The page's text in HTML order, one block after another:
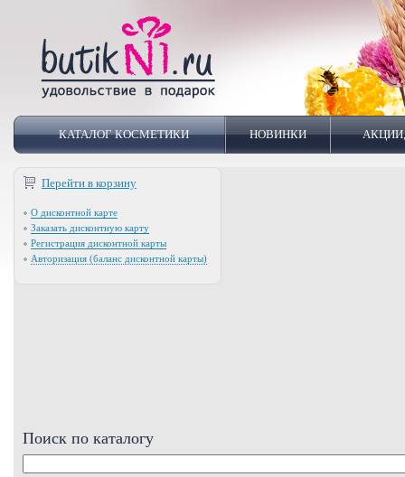
КАТАЛОГ КОСМЕТИКИ НОВИНКИ
Перейти в корзину
О дисконтной карте
Заказать дисконтную карту
Регистрация дисконтной карты
Авторизация (баланс дисконтной карты)
Поиск по каталогу